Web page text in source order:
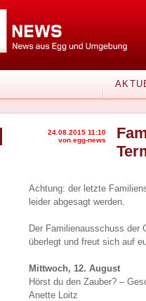
24.08.2015 11:10
von egg-news
Achtung: der letzte
leider abgesagt werden.
Der Familienausschuss der
überlegt und freut sich auf
Mittwoch, 12. August
Hörst du den Zauber? –
Anette Loitz